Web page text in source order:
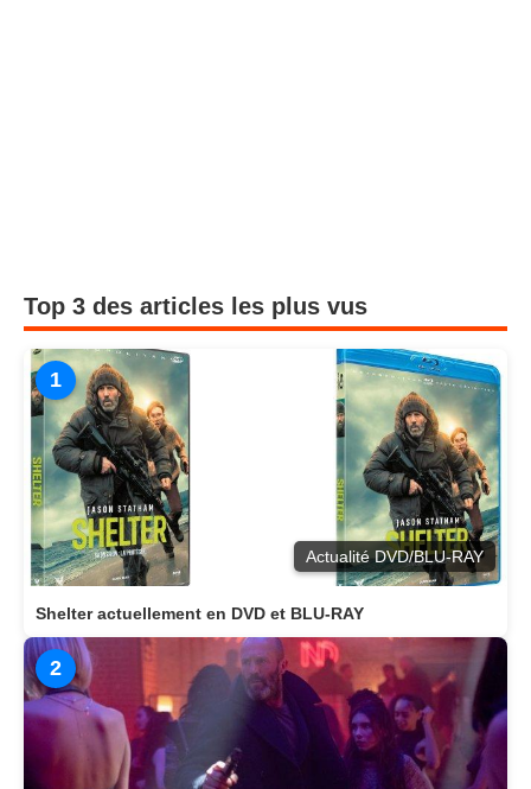
Top 3 des articles les plus vus
1
Actualité DVD/BLU-RAY
Shelter actuellement en DVD et BLU-RAY
2